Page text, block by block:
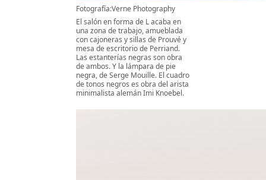
Fotografía:Verne Photography
El salón en forma de L acaba en
una zona de trabajo, amueblada
con cajoneras y sillas de Prouvé y
mesa de escritorio de Perriand.
Las estanterías negras son obra
de ambos. Y la lámpara de pie
negra, de Serge Mouille. El cuadro
de tonos negros es obra del arista
minimalista alemán Imi Knoebel.